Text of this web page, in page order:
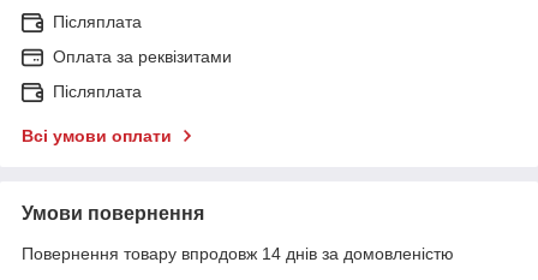
Післяплата
Оплата за реквізитами
Післяплата
Всі умови оплати
Умови повернення
Повернення товару впродовж 14 днів за домовленістю